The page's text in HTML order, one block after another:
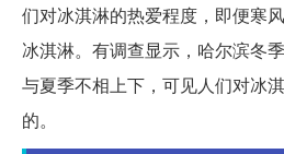
们对冰淇淋的热爱程度，即便寒
冰淇淋。有调查显示，哈尔滨冬
与夏季不相上下，可见人们对冰
的。